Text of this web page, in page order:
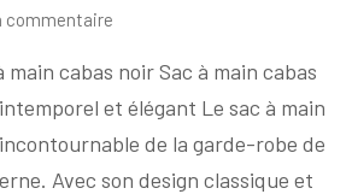
commentaire
Chic
Intemporel
du
Sac
cabas noir Sac à main cabas
et élégant Le sac à main
de la garde-robe de
Avec son design classique et